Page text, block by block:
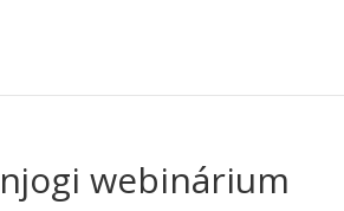
webinárium